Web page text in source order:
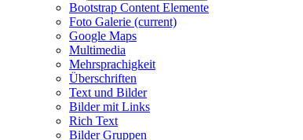
Bootstrap Content Elemente
Foto Galerie (current)
Google Maps
Multimedia
Mehrsprachigkeit
Überschriften
Text und Bilder
Bilder mit Links
Rich Text
Bilder Gruppen